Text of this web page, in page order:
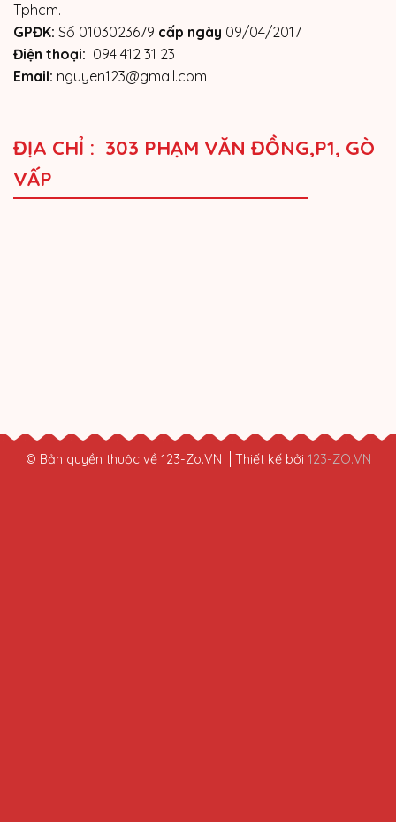
Tphcm.
GPĐK: Số 0103023679 cấp ngày 09/04/2017
Điện thoại: 094 412 31 23
Email: nguyen123@gmail.com
ĐỊA CHỈ : 303 PHẠM VĂN ĐỒNG,P1, GÒ
VẤP
© Bản quyền thuộc về 123-Zo.VN Thiết kế bởi 123-ZO.VN